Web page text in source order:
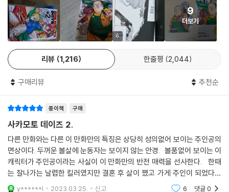
6
9
더보기
리뷰 1,216 한줄평 2,044
구매리뷰 추천순
종이책 구매
사카모토 데이즈 2.
다른 만화와는 다른 이 만화만의 특징은 상당히 성의없어 보이는 주인공의
면상이다. 두꺼운 볼살에 눈동자는 보이지 않는 안경. 볼품없어 보이는 이
캐릭터가 주인공이라는 사실이 이 만화만의 반전 매력을 선사한다. 한때
는 잘나가는 날렵한 킬러였지만 결혼 후 살이 쪘고 가게 주인이 되었다는
설정. 그러나 여전히 살아있는 전설이기에 거기에 따르는 다양한 에피소드
y******l 2023.03.25. 신고 6 댓글0